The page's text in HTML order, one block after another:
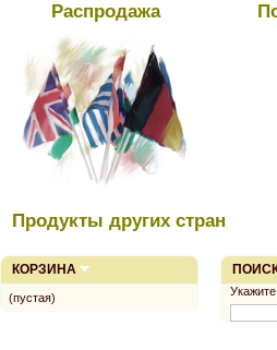
Распродажа
Продукты других стран
КОРЗИНА
(пустая)